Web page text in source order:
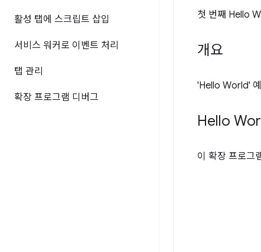
활성 탭에 스크립트 삽입
서비스 워커로 이벤트 처리
탭 관리
확장 프로그램 디버그
첫 번째 Hello
개요
'Hello World'
Hello
이 확장 프로그